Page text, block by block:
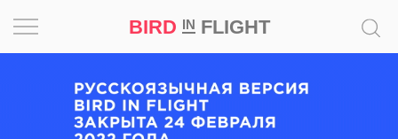
BIRD INFLIGHT